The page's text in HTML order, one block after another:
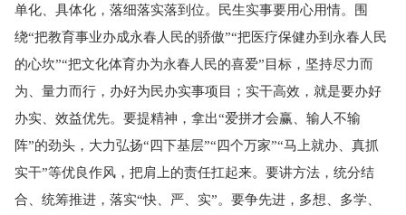
单化、具体化，落细落实落到位。民生实事要用心用情。围
绕“把教育事业办成永春人民的骄傲”“把医疗保健办到永春人民
的心坎”“把文化体育办为永春人民的喜爱”目标，坚持尽力而
为、量力而行，办好为民办实事项目；实干高效，就是要办好
办实、效益优先。要提精神，拿出“爱拼才会赢、输人不输
阵”的劲头，大力弘扬“四下基层”“四个万家”“马上就办、真抓
实干”等优良作风，把肩上的责任扛起来。要讲方法，统分结
合、统筹推进，落实“快、严、实”。要争先进，多想、多学、